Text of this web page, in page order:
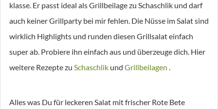
klasse. Er passt ideal als Grillbeilage zu Schaschlik und darf
auch keiner Grillparty bei mir fehlen. Die Nüsse im Salat sind
wirklich Highlights und runden diesen Grillsalat einfach
super ab. Probiere ihn einfach aus und überzeuge dich. Hier
weitere Rezepte zu Schaschlik und Grillbeilagen .
Alles was Du für leckeren Salat mit frischer Rote Bete